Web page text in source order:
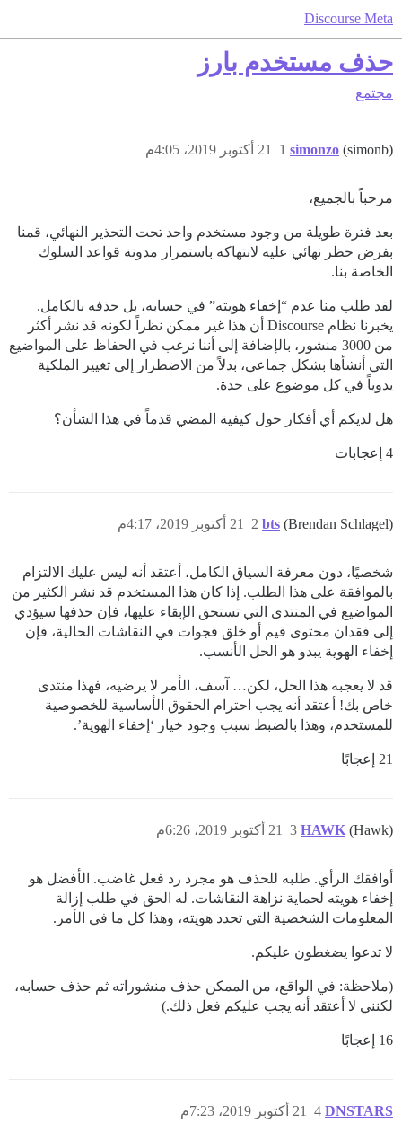
Discourse Meta
حذف مستخدم بارز
مجتمع
simonzo (simonb) 21 أكتوبر 2019، 4:05م 1
مرحباً بالجميع،
بعد فترة طويلة من وجود مستخدم واحد تحت التحذير النهائي، قمنا
بفرض حظر نهائي عليه لانتهاكه باستمرار مدونة قواعد السلوك
الخاصة بنا.
لقد طلب منا عدم “إخفاء هويته” في حسابه، بل حذفه بالكامل.
يخبرنا نظام Discourse أن هذا غير ممكن نظراً لكونه قد نشر أكثر
من 3000 منشور، بالإضافة إلى أننا نرغب في الحفاظ على المواضيع
التي أنشأها بشكل جماعي، بدلاً من الاضطرار إلى تغيير الملكية
يدوياً في كل موضوع على حدة.
هل لديكم أي أفكار حول كيفية المضي قدماً في هذا الشأن؟
4 إعجابات
bts (Brendan Schlagel) 21 أكتوبر 2019، 4:17م 2
شخصيًا، دون معرفة السياق الكامل، أعتقد أنه ليس عليك الالتزام
بالموافقة على هذا الطلب. إذا كان هذا المستخدم قد نشر الكثير من
المواضيع في المنتدى التي تستحق الإبقاء عليها، فإن حذفها سيؤدي
إلى فقدان محتوى قيم أو خلق فجوات في النقاشات الحالية، فإن
إخفاء الهوية يبدو هو الحل الأنسب.
قد لا يعجبه هذا الحل، لكن… آسف، الأمر لا يرضيه، فهذا منتدى
خاص بك! أعتقد أنه يجب احترام الحقوق الأساسية للخصوصية
للمستخدم، وهذا بالضبط سبب وجود خيار ‘إخفاء الهوية’.
21 إعجابًا
HAWK (Hawk) 21 أكتوبر 2019، 6:26م 3
أوافقك الرأي. طلبه للحذف هو مجرد رد فعل غاضب. الأفضل هو
إخفاء هويته لحماية نزاهة النقاشات. له الحق في طلب إزالة
المعلومات الشخصية التي تحدد هويته، وهذا كل ما في الأمر.
لا تدعوا يضغطون عليكم.
(ملاحظة: في الواقع، من الممكن حذف منشوراته ثم حذف حسابه،
لكنني لا أعتقد أنه يجب عليكم فعل ذلك.)
16 إعجابًا
DNSTARS 21 أكتوبر 2019، 7:23م 4